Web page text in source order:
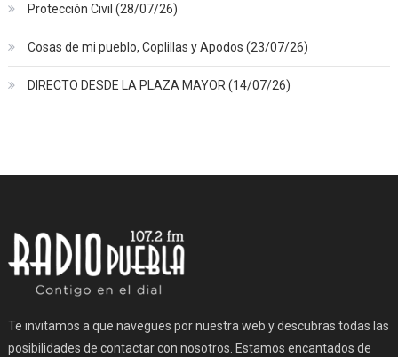
Protección Civil (28/07/26)
Cosas de mi pueblo, Coplillas y Apodos (23/07/26)
DIRECTO DESDE LA PLAZA MAYOR (14/07/26)
Te invitamos a que navegues por nuestra web y descubras todas las
posibilidades de contactar con nosotros. Estamos encantados de